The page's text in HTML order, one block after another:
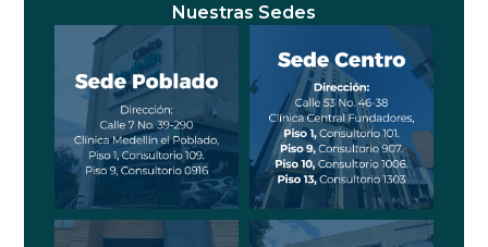
Nuestras Sedes